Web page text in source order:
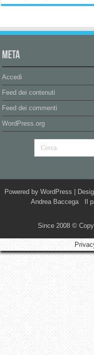
Meta
Accedi
Feed dei contenuti
Feed dei commenti
WordPress.org
Powered by WordPress |
Andrea Baccega Il
Since 2008 ©